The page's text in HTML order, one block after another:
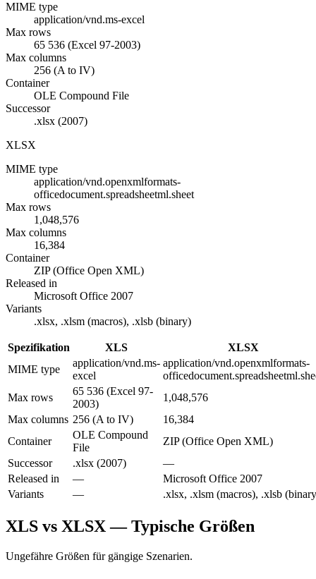
MIME type
application/vnd.ms-excel
Max rows
65 536 (Excel 97-2003)
Max columns
256 (A to IV)
Container
OLE Compound File
Successor
.xlsx (2007)
XLSX
MIME type
application/vnd.openxmlformats-
officedocument.spreadsheetml.sheet
Max rows
1,048,576
Max columns
16,384
Container
ZIP (Office Open XML)
Released in
Microsoft Office 2007
Variants
.xlsx, .xlsm (macros), .xlsb (binary)
Spezifikation XLS
XLSX
MIME type
application/vnd.ms-
excel
application/vnd.openxmlformats-
Max rows
65 536 (Excel 97-
2003)
1,048,576
Max columns 256 (A to IV)
16,384
Container
OLE Compound
File
ZIP (Office Open XML)
Successor
.xlsx (2007)
—
Released in
—
Microsoft Office 2007
Variants
— .xlsx, .xlsm (macros), .xlsb
XLS vs XLSX — Typische Größen
Ungefähre Größen für gängige Szenarien.